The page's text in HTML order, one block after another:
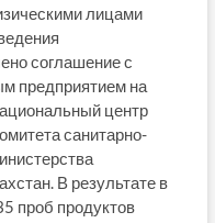
лицами
соглашение с
предприятием на
центр
санитарно-
В результате в
проб продуктов